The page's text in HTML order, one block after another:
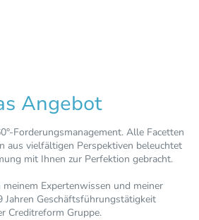
Angebot
Forderungsmanagement. Alle Facetten
aus vielfältigen Perspektiven beleuchtet
mit Ihnen zur Perfektion gebracht.
Expertenwissen und meiner
Jahren Geschäftsführungstätigkeit
Creditreform Gruppe.